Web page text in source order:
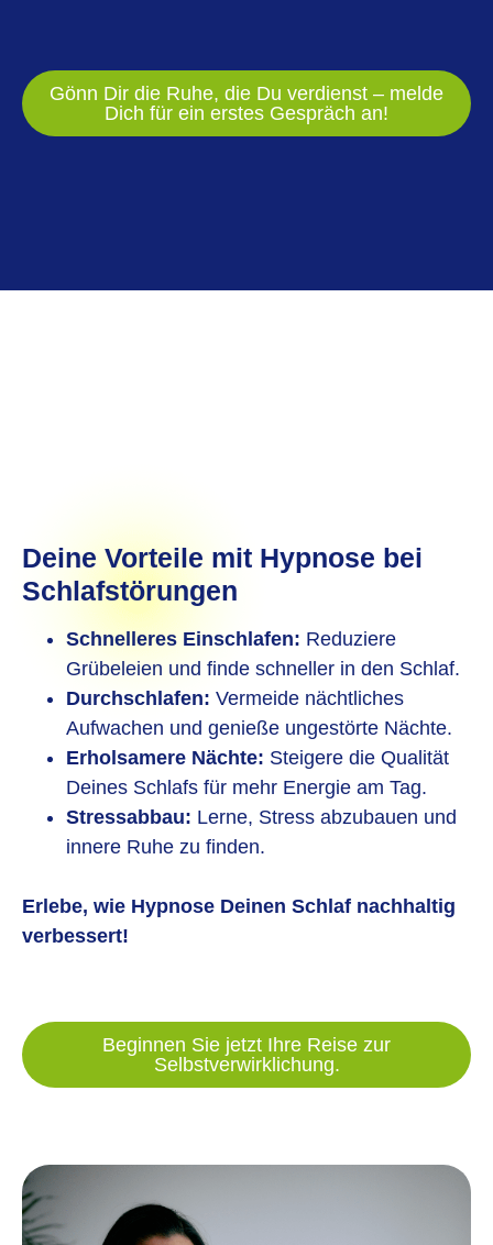
Gönn Dir die Ruhe, die Du verdienst – melde
Dich für ein erstes Gespräch an!
Deine Vorteile mit Hypnose bei
Schlafstörungen
Schnelleres Einschlafen: Reduziere
Grübeleien und finde schneller in den Schlaf.
Durchschlafen: Vermeide nächtliches
Aufwachen und genieße ungestörte Nächte.
Erholsamere Nächte: Steigere die Qualität
Deines Schlafs für mehr Energie am Tag.
Stressabbau: Lerne, Stress abzubauen und
innere Ruhe zu finden.
Erlebe, wie Hypnose Deinen Schlaf nachhaltig
verbessert!
Beginnen Sie jetzt Ihre Reise zur
Selbstverwirklichung.